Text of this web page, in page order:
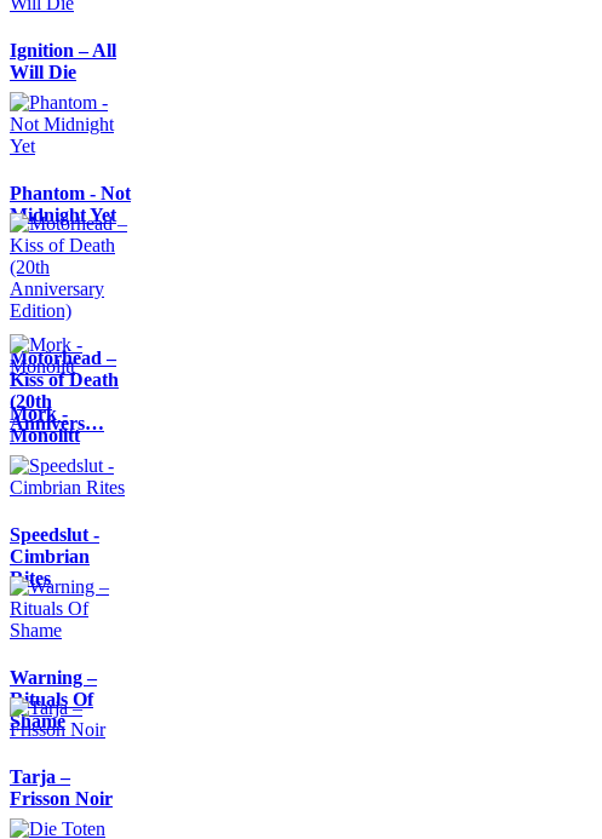
Ignition – All
Will Die
Phantom - Not
Midnight Yet
Motörhead –
Kiss of Death
(20th
Annivers…
Mork -
Monolitt
Speedslut -
Cimbrian
Rites
Warning –
Rituals Of
Shame
Tarja –
Frisson Noir